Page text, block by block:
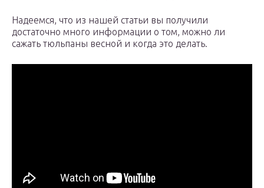
Надеемся, что из нашей статьи вы получили
достаточно много информации о том, можно ли
сажать тюльпаны весной и когда это делать.